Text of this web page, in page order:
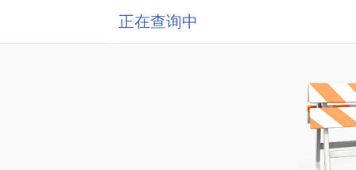
正在查询中